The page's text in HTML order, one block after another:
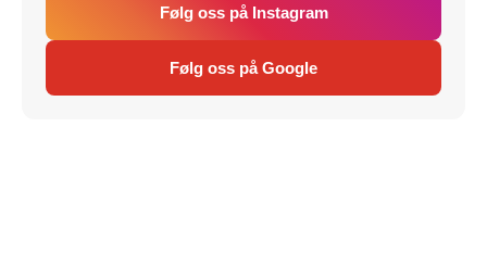
Følg oss på Instagram
Følg oss på Google